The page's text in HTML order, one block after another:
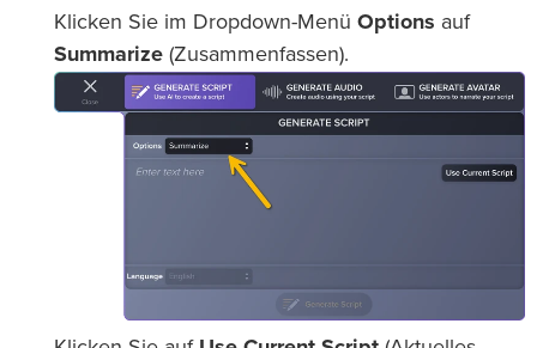
Klicken Sie im Dropdown-Menü Options auf
Summarize (Zusammenfassen).